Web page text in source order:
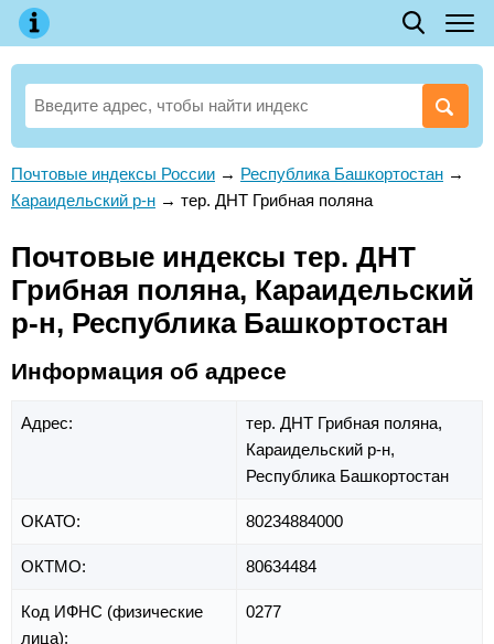
Почтовые индексы России → Республика Башкортостан →
Караидельский р-н → тер. ДНТ Грибная поляна
Почтовые индексы тер. ДНТ
Грибная поляна, Караидельский
р-н, Республика Башкортостан
Информация об адресе
Адрес:
тер. ДНТ Грибная поляна,
Караидельский р-н,
Республика Башкортостан
ОКАТО: 80234884000
ОКТМО: 80634484
Код ИФНС (физические
лица):
0277